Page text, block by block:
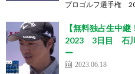
プロゴルフ選手権
【無料独占生中
2023 3日目 石川
ー
2023.06.18